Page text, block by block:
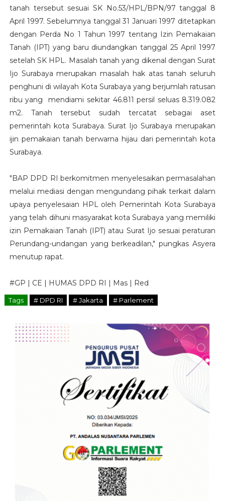
tanah tersebut sesuai SK No.53/HPL/BPN/97 tanggal 8
April 1997. Sebelumnya tanggal 31 Januari 1997 ditetapkan
dengan Perda No 1 Tahun 1997 tentang Izin Pemakaian
Tanah (IPT) yang baru diundangkan tanggal 25 April 1997
setelah SK HPL. Masalah tanah yang dikenal dengan Surat
Ijo Surabaya merupakan masalah hak atas tanah seluruh
penghuni di wilayah Kota Surabaya yang berjumlah ratusan
ribu yang mendiami sekitar 46.811 persil seluas 8.319.082
m2. Tanah tersebut sudah tercatat sebagai aset
pemerintah kota Surabaya. Surat Ijo Surabaya merupakan
ijin pemakaian tanah berwarna hijau dari pemerintah kota
Surabaya.
"BAP DPD RI berkomitmen menyelesaikan permasalahan
melalui mediasi dengan mengundang pihak terkait dalam
upaya penyelesaian HPL oleh Pemerintah Kota Surabaya
yang telah dihuni masyarakat kota Surabaya yang memiliki
izin Pemakaian Tanah (IPT) atau Surat Ijo sesuai peraturan
Perundang-undangan yang berkeadilan," pungkas Asyera
menutup rapat.
#GP | CE | HUMAS DPD RI | Mas | Red
Tags # DPD RI # Jakarta # Parlement